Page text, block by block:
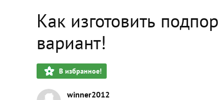
Как изготовить
вариант!
В избранное!
winner2012